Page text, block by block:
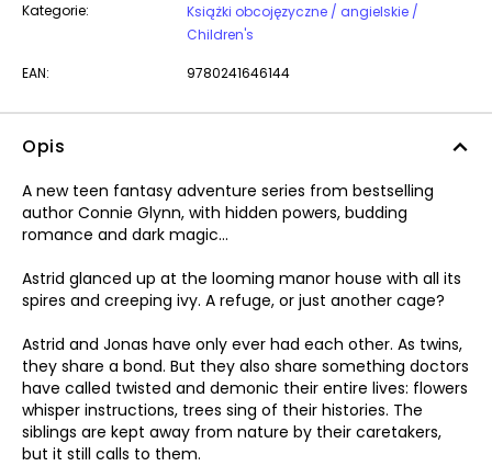
Kategorie:
Książki obcojęzyczne / angielskie /
Children's
EAN: 9780241646144
Opis
A new teen fantasy adventure series from bestselling
author Connie Glynn, with hidden powers, budding
romance and dark magic...
Astrid glanced up at the looming manor house with all its
spires and creeping ivy. A refuge, or just another cage?
Astrid and Jonas have only ever had each other. As twins,
they share a bond. But they also share something doctors
have called twisted and demonic their entire lives: flowers
whisper instructions, trees sing of their histories. The
siblings are kept away from nature by their caretakers,
but it still calls to them.